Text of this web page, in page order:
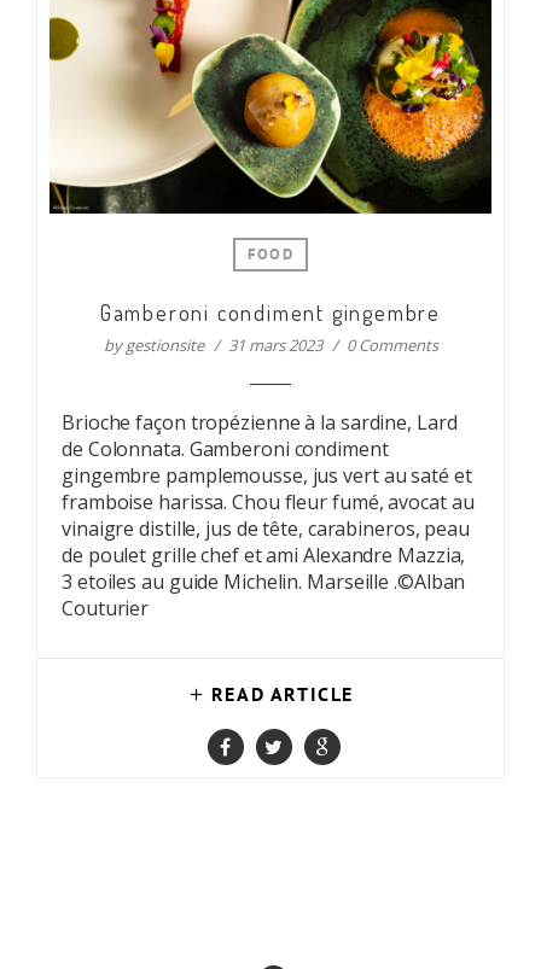
FOOD
Gamberoni condiment gingembre
bygestionsite 31 mars 2023 0 Comments
Brioche façon tropézienne à la sardine, Lard
de Colonnata. Gamberoni condiment
gingembre pamplemousse, jus vert au saté et
framboise harissa. Chou fleur fumé, avocat au
vinaigre distille, jus de tête, carabineros, peau
de poulet grille chef et ami Alexandre Mazzia,
3 etoiles au guide Michelin. Marseille .©Alban
Couturier
READ ARTICLE